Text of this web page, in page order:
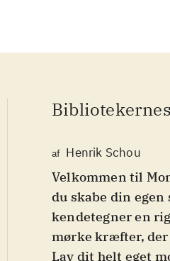
af Henrik Schou
Velkommen til
du skabe din
kendetegner en
mørke kræfter, der
Lav dit helt eget